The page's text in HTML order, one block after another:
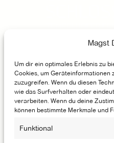
Magst
Um dir ein optimales Erlebnis zu
Cookies, um Geräteinformationen
zuzugreifen. Wenn du diesen
wie das Surfverhalten oder
verarbeiten. Wenn du deine
können bestimmte Merkmale und
Funktional
Unser Youtube-Kanal
GASTRONOMIE
MÖGLICHMACHER